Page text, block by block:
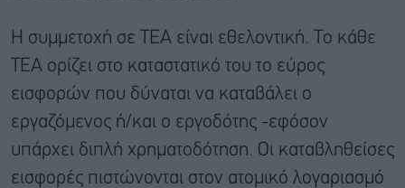
Η συμμετοχή σε ΤΕΑ είναι εθελοντική. Το κάθε
ΤΕΑ ορίζει στο καταστατικό του το εύρος
εισφορών που δύναται να καταβάλει ο
εργαζόμενος ή/και ο εργοδότης -εφόσον
υπάρχει διπλή χρηματοδότηση. Οι καταβληθείσες
εισφορές πιστώνονται στον ατομικό λογαριασμό